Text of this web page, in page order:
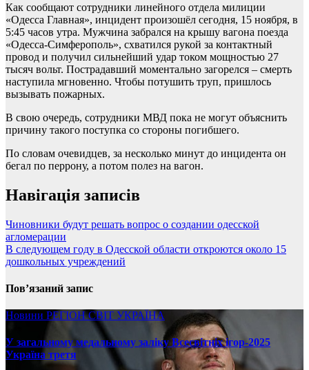
Как сообщают сотрудники линейного отдела милиции
«Одесса Главная», инцидент произошëл сегодня, 15 ноября, в
5:45 часов утра. Мужчина забрался на крышу вагона поезда
«Одесса-Симферополь», схватился рукой за контактный
провод и получил сильнейший удар током мощностью 27
тысяч вольт. Пострадавший моментально загорелся – смерть
наступила мгновенно. Чтобы потушить труп, пришлось
вызывать пожарных.
В свою очередь, сотрудники МВД пока не могут объяснить
причину такого поступка со стороны погибшего.
По словам очевидцев, за несколько минут до инцидента он
бегал по перрону, а потом полез на вагон.
Навігація записів
Чиновники будут решать вопрос о создании одесской
агломерации
В следующем году в Одесской области откроются около 15
дошкольных учреждений
Пов’язаний запис
Новини РЕГІОНСВІТ УКРАЇНА
У загальному медальному заліку Всесвітніх ігор-2025
Україна третя